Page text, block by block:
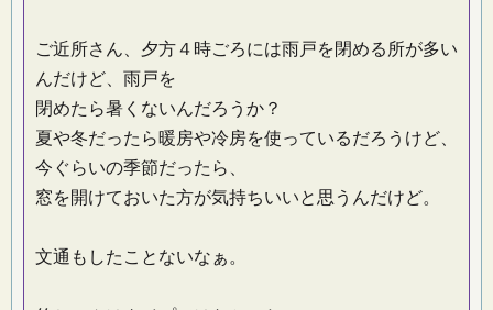
ご近所さん、夕方４時ごろには雨戸を閉める所が多い
んだけど、雨戸を
閉めたら暑くないんだろうか？
夏や冬だったら暖房や冷房を使っているだろうけど、
今ぐらいの季節だったら、
窓を開けておいた方が気持ちいいと思うんだけど。
文通もしたことないなぁ。